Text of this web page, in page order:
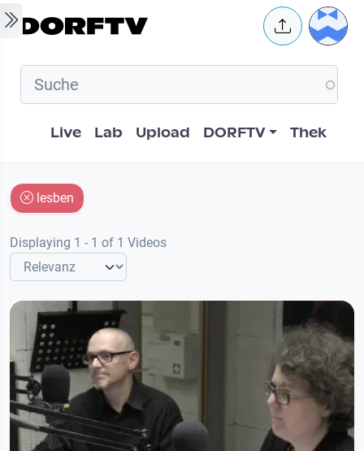
Skip to main content User
Hauptnavigation
Live Lab Upload DORFTV Thek
lesben
Displaying 1 - 1 of 1 Videos